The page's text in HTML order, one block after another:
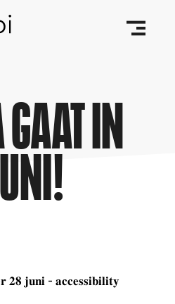
IN
𝐣𝐮𝐧𝐢 - 𝐚𝐜𝐜𝐞𝐬𝐬𝐢𝐛𝐢𝐥𝐢𝐭𝐲